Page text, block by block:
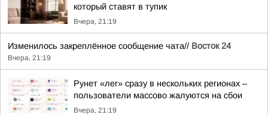
который ставят в тупик
Вчера, 21:19
Изменилось закреплённое сообщение чата// Восток 24
Вчера, 21:19
Рунет «лег» сразу в нескольких регионах –
пользователи массово жалуются на сбои
Вчера, 21:19